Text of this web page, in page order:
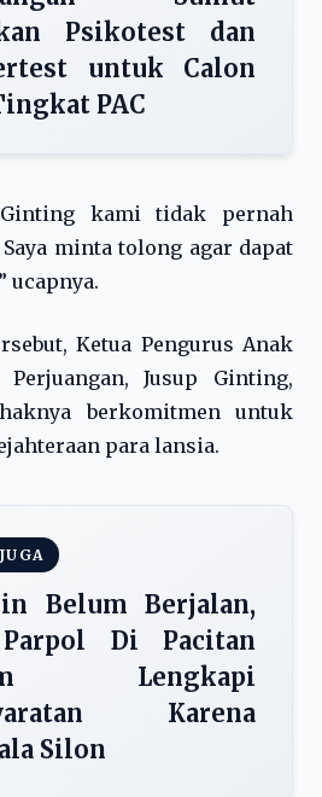
Psikotest dan
untuk Calon
PAC
kami tidak pernah
minta tolong agar dapat
ucapnya.
Ketua Pengurus Anak
Perjuangan, Jusup Ginting,
berkomitmen untuk
para lansia.
Belum Berjalan,
Di Pacitan
Lengkapi
Karena
Silon